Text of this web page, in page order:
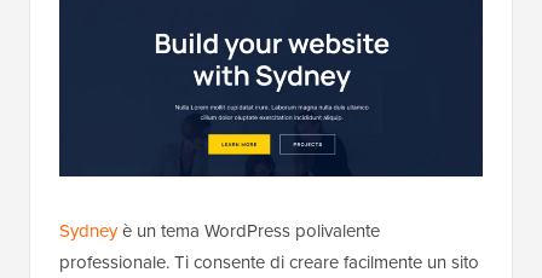
Sydneyè un tema WordPress polivalente
professionale. Ti consente di creare facilmente un sito